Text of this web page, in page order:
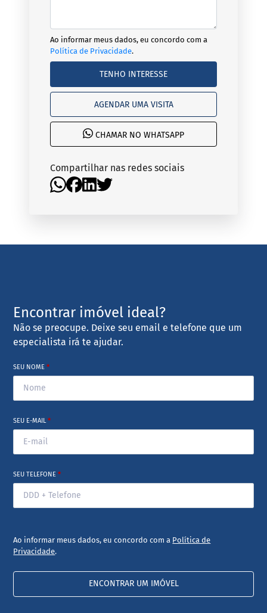
Ao informar meus dados, eu concordo com a
Política de Privacidade.
TENHO INTERESSE
AGENDAR UMA VISITA
CHAMAR NO WHATSAPP
Compartilhar nas redes sociais
Encontrar imóvel ideal?
Não se preocupe. Deixe seu email e telefone que um
especialista irá te ajudar.
SEU NOME*
SEU E-MAIL*
SEU TELEFONE*
Ao informar meus dados, eu concordo com a Política de
Privacidade.
ENCONTRAR UM IMÓVEL